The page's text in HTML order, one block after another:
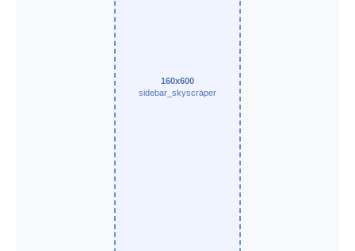
160x600
sidebar_skyscraper